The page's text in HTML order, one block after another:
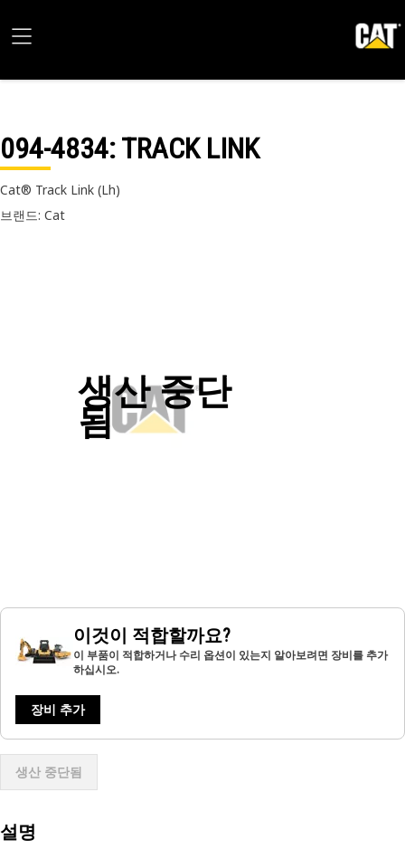
094-4834: TRACK LINK
Cat® Track Link (Lh)
브랜드: Cat
생산 중단
됨
이것이 적합할까요?
이 부품이 적합하거나 수리 옵션이 있는지 알아보려면 장비를 추가
하십시오.
장비 추가
생산 중단됨
설명